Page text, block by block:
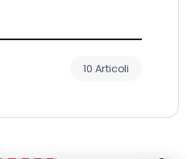
10 Articoli